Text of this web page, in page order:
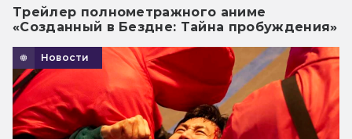
Трейлер полнометражного аниме
«Созданный в Бездне: Тайна пробуждения»
Новости